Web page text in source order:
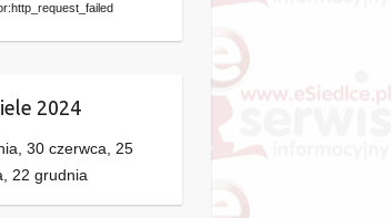
2024
30 czerwca, 25
22 grudnia